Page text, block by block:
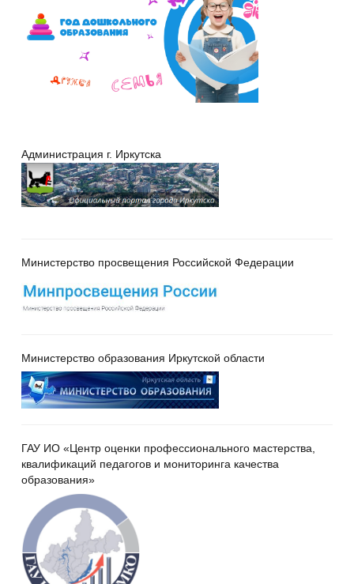
Администрация г. Иркутска
Министерство просвещения Российской Федерации
Министерство образования Иркутской области
ГАУ ИО «Центр оценки профессионального мастерства,
квалификаций педагогов и мониторинга качества
образования»